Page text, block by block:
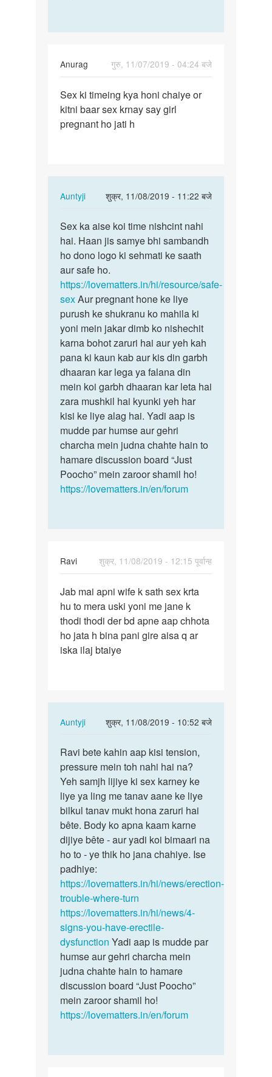
Anurag
गुरु, 11/07/2019 - 04:24 बजे
Sex
ki
timeing
Sex ki timeing kya honi chaiye or
kitni baar sex krnay say girl
pregnant ho jati h
Auntyji
शुक्र, 11/08/2019 - 11:22 बजे
In
to
Sex
ki
timeing
kya
honi…
by
Anurag
Sex
ka
aise
koi
time…
Sex ka aise koi time nishcint nahi
hai. Haan jis samye bhi sambandh
ho dono logo ki sehmati ke saath
aur safe ho.
https://lovematters.in/hi/resource/safe-
sexAur pregnant hone ke liye
purush ke shukranu ko mahila ki
yoni mein jakar dimb ko nishechit
karna bohot zaruri hai aur yeh kah
pana ki kaun kab aur kis din garbh
dhaaran kar lega ya falana din
mein koi garbh dhaaran kar leta hai
zara mushkil hai kyunki yeh har
kisi ke liye alag hai. Yadi aap is
mudde par humse aur gehri
charcha mein judna chahte hain to
hamare discussion board “Just
Poocho” mein zaroor shamil ho!
https://lovematters.in/en/forum
Ravi
शुक्र, 11/08/2019 - 12:15 पूर्वान्ह
Jab
mai
apni
wife
k
Jab mai apni wife k sath sex krta
hu to mera uski yoni me jane k
thodi thodi der bd apne aap chhota
ho jata h bina pani gire aisa q ar
iska ilaj btaiye
Auntyji
शुक्र, 11/08/2019 - 10:52 बजे
In
to
Jab
mai
apni
wife
k
sath
sex…
by
Ravi
Ravi
bete
kahin
aap
kisi…
Ravi bete kahin aap kisi tension,
pressure mein toh nahi hai na?
Yeh samjh lijiye ki sex karney ke
liye ya ling me tanav aane ke liye
bilkul tanav mukt hona zaruri hai
bête. Body ko apna kaam karne
dijiye bête - aur yadi koi bimaari na
ho to - ye thik ho jana chahiye. Ise
padhiye:
https://lovematters.in/hi/news/erection-
trouble-where-turn
https://lovematters.in/hi/news/4-
signs-you-have-erectile-
dysfunction Yadi aap is mudde par
humse aur gehri charcha mein
judna chahte hain to hamare
discussion board “Just Poocho”
mein zaroor shamil ho!
https://lovematters.in/en/forum